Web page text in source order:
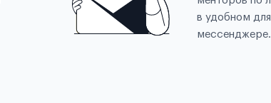
в удобном
мессенджере.